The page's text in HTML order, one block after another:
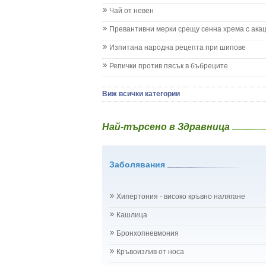
Кашлица при бебето и детето
Колики
Менингит
Млечница
Нощно напикаване - енуреза
Плач
Проблеми с очите на бебето и детето
Рубеола
Температура - висока
Хрема при бебето и детето
Бъбреци
Чай от невен
Превантивни мерки срещу сенна хрема с
Изпитана народна рецепта при шипове
Репички против пясък в бъбреците
Виж всички категории
Най-търсено в Здравница
Заболявания
Хипертония - високо кръвно налягане
Кашлица
Бронхопневмония
Кръвоизлив от носа